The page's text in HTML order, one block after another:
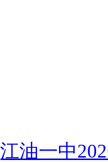
油一中